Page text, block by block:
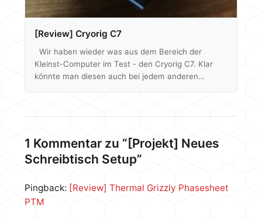
[Review] Cryorig C7
Wir haben wieder was aus dem Bereich der
Kleinst-Computer im Test - den Cryorig C7. Klar
könnte man diesen auch bei jedem anderen
Benchtables und die Verpackung ist gerade mal so
groß wie die einer CPU, aber stimmt denn auch die
Leistung? Wir haben…
1 Kommentar zu “[Projekt] Neues
Schreibtisch Setup”
Pingback: [Review] Thermal Grizzly Phasesheet
PTM